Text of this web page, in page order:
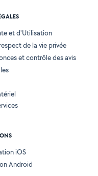
et d'Utilisation
de la vie privée
et contrôle des avis
iOS
Android